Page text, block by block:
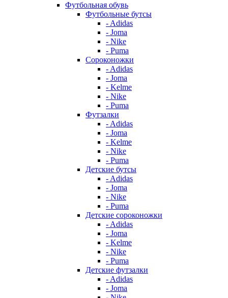
Футбольная обувь
Футбольные бутсы
- Adidas
- Joma
- Nike
- Puma
Сороконожки
- Adidas
- Joma
- Kelme
- Nike
- Puma
Футзалки
- Adidas
- Joma
- Kelme
- Nike
- Puma
Детские бутсы
- Adidas
- Joma
- Nike
- Puma
Детские сороконожки
- Adidas
- Joma
- Kelme
- Nike
- Puma
Детские футзалки
- Adidas
- Joma